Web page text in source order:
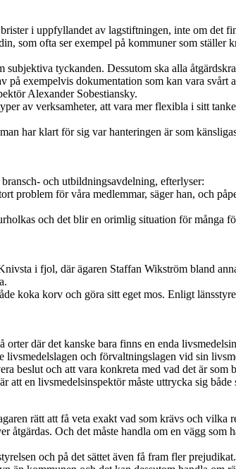
i uppfyllandet av lagstiftningen, inte om det
som ofta ser exempel på kommuner som
tyckanden. Dessutom ska alla
exempelvis dokumentation som kan vara svårt
Alexander Sobestiansky.
av verksamheter, att vara mer flexibla i sitt
har klart för sig var hanteringen är som
och utbildningsavdelning, efterlyser:
problem för våra medlemmar, säger han, och
och det blir en orimlig situation för många
i fjol, där ägaren Staffan Wikström bland
koka korv och göra sitt eget mos. Enligt
där det kanske bara finns en enda
livsmedelslagen och förvaltningslagen vid sin
beslut och att vara konkreta med vad det är
en livsmedelsinspektör måste uttrycka sig
rätt att få veta exakt vad som krävs och
åtgärdas. Och det måste handla om en vägg som
och på det sättet även få fram fler prejudikat.